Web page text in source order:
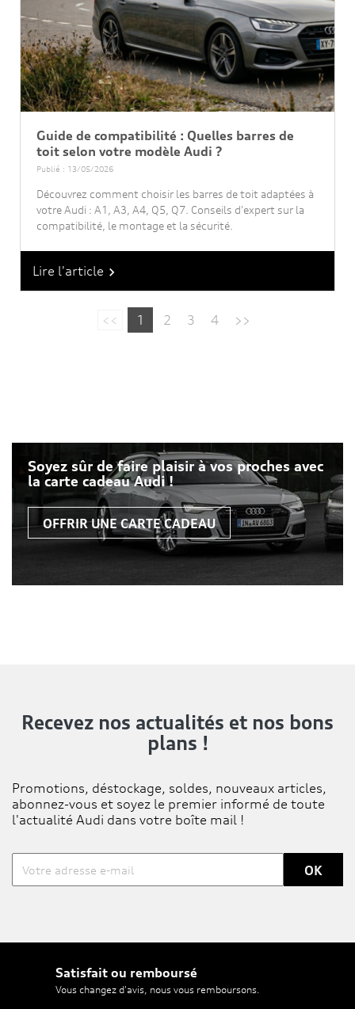
Guide de compatibilité : Quelles barres de
toit selon votre modèle Audi ?
Publié : 13/05/2026
Découvrez comment choisir les barres de toit adaptées à
votre Audi : A1, A3, A4, Q5, Q7. Conseils d'expert sur la
compatibilité, le montage et la sécurité.
Lire l'article 
<< 1 2 3 4 >>
Soyez sûr de faire plaisir à vos proches avec
la carte cadeau Audi !
OFFRIR UNE CARTE CADEAU
Recevez nos actualités et nos bons
plans !
Promotions, déstockage, soldes, nouveaux articles,
abonnez-vous et soyez le premier informé de toute
l'actualité Audi dans votre boîte mail !
Satisfait ou remboursé
Vous changez d'avis, nous vous remboursons.